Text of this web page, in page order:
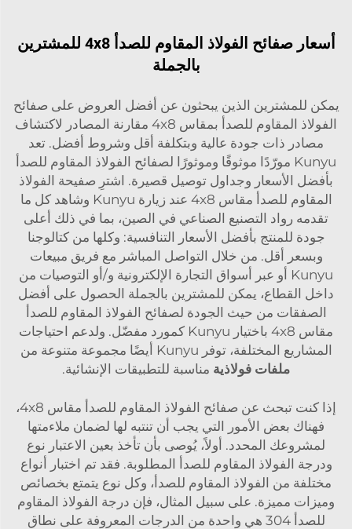
أسعار صفائح الفولاذ المقاوم للصدأ 4x8 للمشترين
بالجملة
يمكن للمشترين الذين يبحثون عن أفضل العروض على صفائح
الفولاذ المقاوم للصدأ بمقاس 4x8 مقارنة المصادر لاكتشاف
مصادر ذات جودة عالية وبتكلفة أقل وشروط أفضل. تعد
Kunyu مورّدًا موثوقًا وموثورًا لصفائح الفولاذ المقاوم للصدأ
بأفضل الأسعار وجداول توصيل قصيرة. اشترِ صفيحة الفولاذ
المقاوم للصدأ مقاس 4x8 عند زيارة Kunyu وشاهد كل ما
تقدمه رواد التصنيع الصناعي في الصين، بما في ذلك أعلى
جودة للمنتج بأفضل الأسعار التنافسية: وكلها من كتالوجنا
وبسعر أقل. من خلال التواصل المباشر مع فريق مبيعات
Kunyu أو عبر أسواق التجارة الإلكترونية و/أو التوصيات من
داخل القطاع، يمكن للمشترين بالجملة الحصول على أفضل
الصفقات من حيث الجودة لصفائح الفولاذ المقاوم للصدأ
مقاس 4x8 باختيار Kunyu كمورد مفضّل. ولدعم احتياجات
المشاريع المختلفة، توفر Kunyu أيضًا مجموعة متنوعة من
ملفات فولاذية مناسبة للتطبيقات الإنشائية.
إذا كنت تبحث عن صفائح الفولاذ المقاوم للصدأ مقاس 4x8،
فهناك بعض الأمور التي يجب أن تنتبه لها لضمان ملاءمتها
لمشروعك المحدد. أولاً، يُوصى بأن تأخذ بعين الاعتبار نوع
ودرجة الفولاذ المقاوم للصدأ المطلوبة. فقد تم اختبار أنواع
مختلفة من الفولاذ المقاوم للصدأ، وكل نوع يتمتع بخصائص
وميزات مميزة. على سبيل المثال، فإن درجة الفولاذ المقاوم
للصدأ 304 هي واحدة من الدرجات المعروفة على نطاق